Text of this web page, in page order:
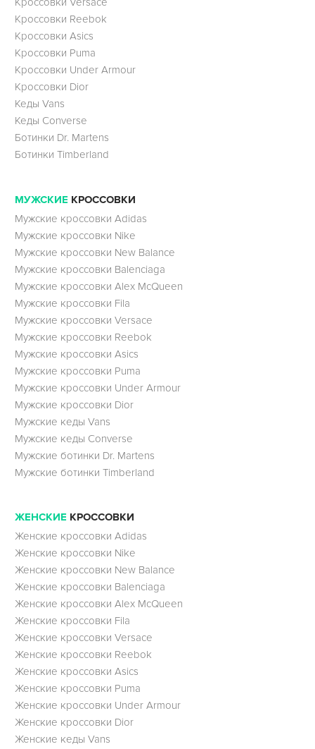
Кроссовки Reebok
Кроссовки Asics
Кроссовки Puma
Кроссовки Under Armour
Кроссовки Dior
Кеды Vans
Кеды Converse
Ботинки Dr. Martens
Ботинки Timberland
МУЖСКИЕ КРОССОВКИ
Мужские кроссовки Adidas
Мужские кроссовки Nike
Мужские кроссовки New Balance
Мужские кроссовки Balenciaga
Мужские кроссовки Alex McQueen
Мужские кроссовки Fila
Мужские кроссовки Versace
Мужские кроссовки Reebok
Мужские кроссовки Asics
Мужские кроссовки Puma
Мужские кроссовки Under Armour
Мужские кроссовки Dior
Мужские кеды Vans
Мужские кеды Converse
Мужские ботинки Dr. Martens
Мужские ботинки Timberland
ЖЕНСКИЕ КРОССОВКИ
Женские кроссовки Adidas
Женские кроссовки Nike
Женские кроссовки New Balance
Женские кроссовки Balenciaga
Женские кроссовки Alex McQueen
Женские кроссовки Fila
Женские кроссовки Versace
Женские кроссовки Reebok
Женские кроссовки Asics
Женские кроссовки Puma
Женские кроссовки Under Armour
Женские кроссовки Dior
Женские кеды Vans